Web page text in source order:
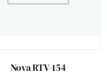
Nova RTV-154